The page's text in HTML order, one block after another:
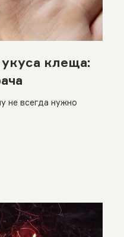
клеща:
не всегда нужно